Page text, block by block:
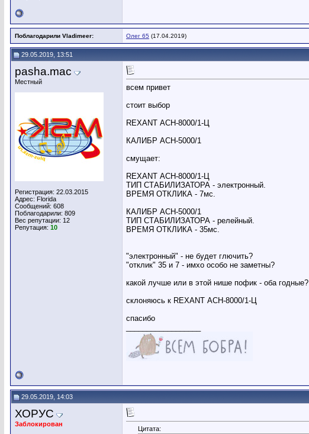
Поблагодарили Vladimeer: Олег 65 (17.04.2019)
29.05.2019, 13:51
pasha.mac
Местный
Регистрация: 22.03.2015
Адрес: Florida
Сообщений: 608
Поблагодарили: 809
Вес репутации: 12
Репутация: 10
всем привет
стоит выбор
REXANT АСН-8000/1-Ц
КАЛИБР АСН-5000/1
смущает:
REXANT АСН-8000/1-Ц
ТИП СТАБИЛИЗАТОРА - электронный.
ВРЕМЯ ОТКЛИКА - 7мс.
КАЛИБР АСН-5000/1
ТИП СТАБИЛИЗАТОРА - релейный.
ВРЕМЯ ОТКЛИКА - 35мс.
"электронный" - не будет глючить?
"отклик" 35 и 7 - имхо особо не заметны?
какой лучше или в этой нише пофик - оба годные?
склоняюсь к REXANT АСН-8000/1-Ц
спасибо
29.05.2019, 14:03
ХОРУС
Заблокирован
Цитата: